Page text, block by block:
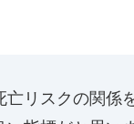
リスクの関係